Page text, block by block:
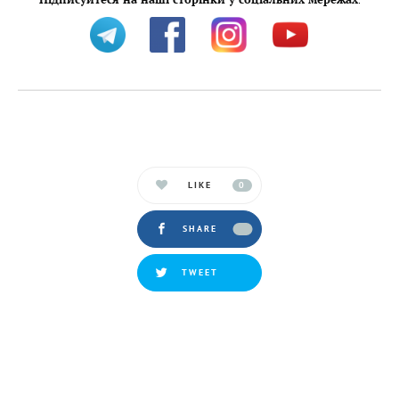
LIKE 0
SHARE
TWEET